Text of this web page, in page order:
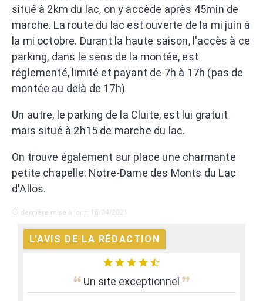
situé à 2km du lac, on y accède après 45min de
marche. La route du lac est ouverte de la mi juin à
la mi octobre. Durant la haute saison, l'accès à ce
parking, dans le sens de la montée, est
réglementé, limité et payant de 7h à 17h (pas de
montée au delà de 17h)
Un autre, le parking de la Cluite, est lui gratuit
mais situé à 2h15 de marche du lac.
On trouve également sur place une charmante
petite chapelle: Notre-Dame des Monts du Lac
d'Allos.
dernière mise à jour: 16/04/2021
L'AVIS DE LA RÉDACTION
Un site exceptionnel